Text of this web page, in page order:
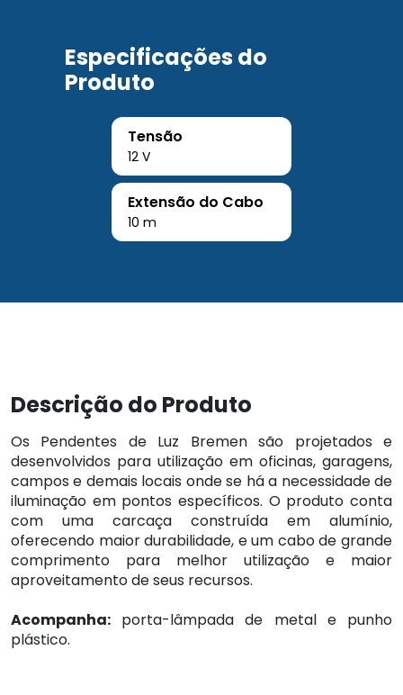
Especificações do
Produto
Tensão
12 V
Extensão do Cabo
10 m
Descrição do Produto
Os Pendentes de Luz Bremen são projetados e
desenvolvidos para utilização em oficinas, garagens,
campos e demais locais onde se há a necessidade de
iluminação em pontos específicos. O produto conta
com uma carcaça construída em alumínio,
oferecendo maior durabilidade, e um cabo de grande
comprimento para melhor utilização e maior
aproveitamento de seus recursos.
Acompanha: porta-lâmpada de metal e punho
plástico.